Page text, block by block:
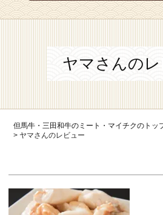
ヤマさんの
但馬牛・三田和牛のミート・マイチクのトッ
ヤマさんのレビュー